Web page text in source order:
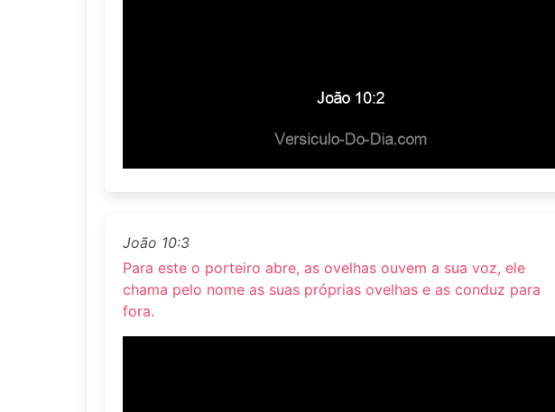
João 10:3
Para este o porteiro abre, as ovelhas ouvem a sua voz, ele
chama pelo nome as suas próprias ovelhas e as conduz para
fora.